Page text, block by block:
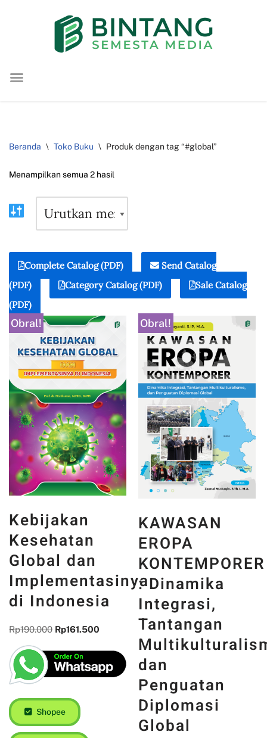
konten
Beranda \ Toko Buku \ Produk dengan tag “#global”
Menampilkan semua 2 hasil
Complete Catalog (PDF)
Send Catalog
(PDF)
Category Catalog (PDF)
Sale Catalog
(PDF)
Obral!
Kebijakan
Kesehatan
Global dan
Implementasinya
di Indonesia
Rp190.000 Rp161.500
Shopee
Obral!
KAWASAN
EROPA
KONTEMPORER
: Dinamika
Integrasi,
Tantangan
dan
Penguatan
Diplomasi
Global